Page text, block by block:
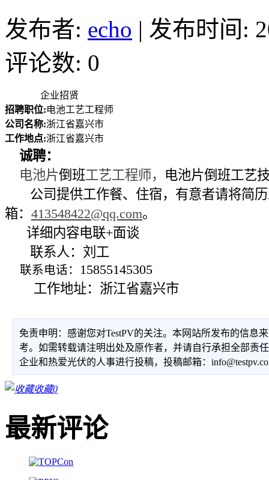
发布者: echo | 发布时间:
评论数: 0
企业招贤
招聘职位:电池工艺工程师
公司名称:浙江省嘉兴市
工作地点:浙江省嘉兴市
诚聘：
电池片倒班工艺工程师， 电池片倒班工艺
公司提供工作餐、住宿， 有意者请将简
箱： 413548422@qq.com。
详细内容电联+面谈
联系人：刘工
联系电话： 15855145305
工作地址：浙江省嘉兴市
免责申明：感谢您对TestPV的关注。本网站所发布的信息
考。如需转载请注明出处及原作者，并请自行承担全部责
企业和热爱光伏的人事进行投稿，投稿邮箱：
收藏0
最新评论